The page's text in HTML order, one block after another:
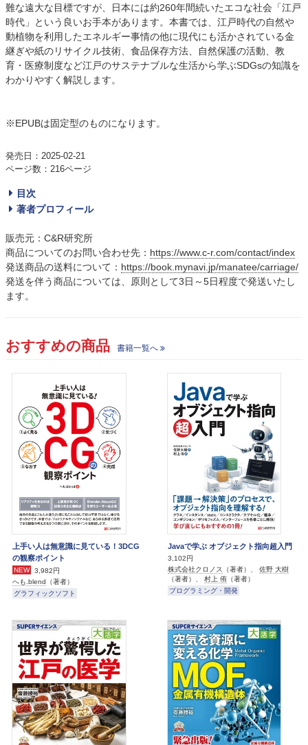
難な遠大な目標ですが、日本には約260年間続いたエコな社会「江戸
時代」という良いお手本があります。本書では、江戸時代の自然や
動植物を利用したエネルギー事情の他に現代にも活かされている金
継ぎや紙のリサイクル技術、食品保存方法、自然保護の活動、教
育・医療制度など江戸のサステナブルな生活から学ぶSDGsの知識を
わかりやすく解説します。
※EPUBは固定型のものになります。
発売日：2025-02-21
ページ数：216ページ
目次
著者プロフィール
販売元：C&R研究所
商品についてのお問い合わせ先： https://www.c-r.com/contact/index
発送商品の送料について： https://book.mynavi.jp/manatee/carriage/
発送を伴う商品については、原則として3日～5日程度で発送いたし
ます。
おすすめの商品 書籍一覧へ
上手い人は無意識に見ている！3DCG
の観察ポイント
NEW
3,982円
へも.blend
（著者）
グラフィックソフト
Javaで学ぶ オブジェクト指向超入門
3,102円
株式会社クロノス （著者）、 佐野 大樹
（著者）、 村上 侑 （著者）
プログラミング・開発